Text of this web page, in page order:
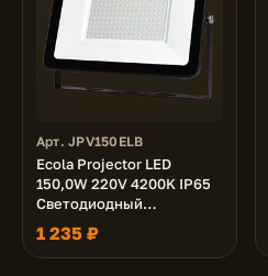
Арт. JPV150ELB
Ecola Projector LED
150,0W 220V 4200K IP65
Светодиодный
Прожектор тонкий
Черный 270x180x35
1 235 ₽